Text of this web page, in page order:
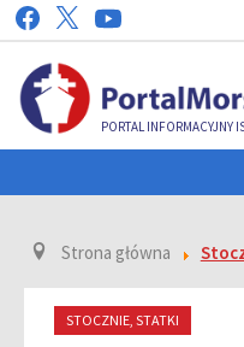
PORTAL INFORMACYJNY
Strona główna
STOCZNIE, STATKI